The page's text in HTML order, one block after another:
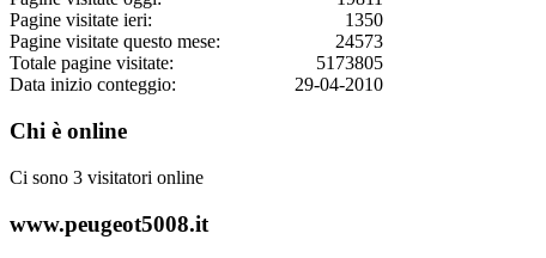
Pagine visitate ieri:
1350
Pagine visitate questo mese:
24573
Totale pagine visitate:
5173805
Data inizio conteggio:
29-04-2010
Chi è online
Ci sono 3 visitatori online
www.peugeot5008.it